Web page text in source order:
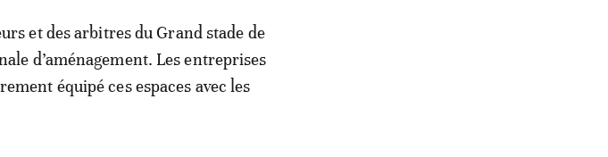
et des arbitres du Grand stade de
d’aménagement. Les entreprises
équipé ces espaces avec les